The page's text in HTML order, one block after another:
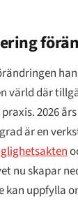
värld där
2026
är en
nu skapar
uppfylla